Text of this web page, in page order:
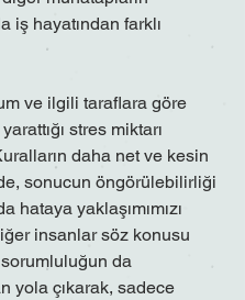
iş hayatından farklı
ve ilgili taraflara göre
stres miktarı
daha net ve kesin
sonucun öngörülebilirliği
hataya yaklaşımımızı
insanlar söz konusu
da
yola çıkarak, sadece